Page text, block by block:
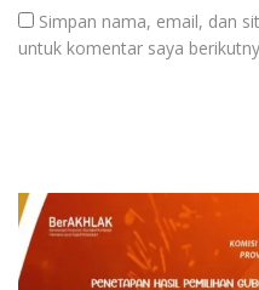
Simpan nama, email, dan
untuk komentar saya